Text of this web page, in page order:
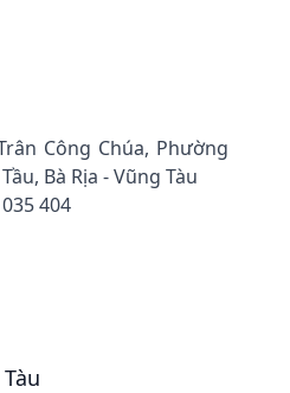
Công Chúa, Phường
Bà Rịa - Vũng Tàu
404